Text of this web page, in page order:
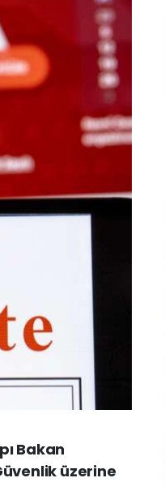
Bakan
üzerine